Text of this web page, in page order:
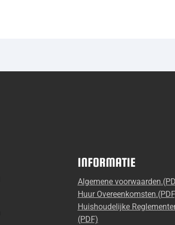
INFORMATIE
Algemene voorwaarden
Huur Overeenkomsten
Huishoudelijke